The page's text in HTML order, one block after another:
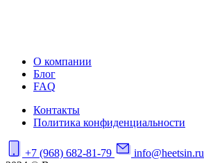
О компании
Блог
FAQ
Контакты
Политика конфиденциальности
+7 (968) 682-81-79
info@heetsin.ru